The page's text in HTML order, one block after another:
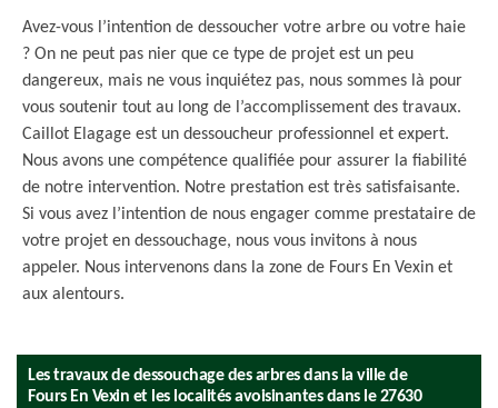
Avez-vous l’intention de dessoucher votre arbre ou votre haie
? On ne peut pas nier que ce type de projet est un peu
dangereux, mais ne vous inquiétez pas, nous sommes là pour
vous soutenir tout au long de l’accomplissement des travaux.
Caillot Elagage est un dessoucheur professionnel et expert.
Nous avons une compétence qualifiée pour assurer la fiabilité
de notre intervention. Notre prestation est très satisfaisante.
Si vous avez l’intention de nous engager comme prestataire de
votre projet en dessouchage, nous vous invitons à nous
appeler. Nous intervenons dans la zone de Fours En Vexin et
aux alentours.
Les travaux de dessouchage des arbres dans la ville de
Fours En Vexin et les localités avoisinantes dans le 27630